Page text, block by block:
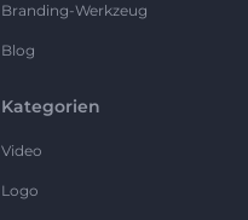
Branding-Werkzeug
Blog
Kategorien
Video
Logo